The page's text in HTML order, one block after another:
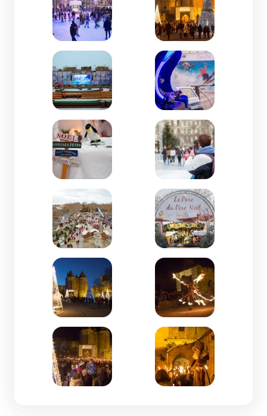
Zoom de l'image Zoom de l'image
Zoom de l'image Zoom de l'image
Zoom de l'image Zoom de l'image
Zoom de l'image Zoom de l'image
Zoom de l'image Zoom de l'image